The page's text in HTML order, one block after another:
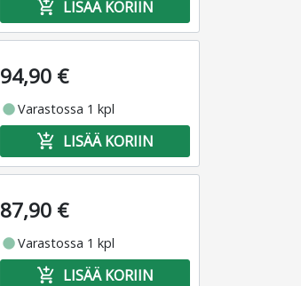
add_shopping_cart LISÄÄ KORIIN
94,90 €
fiber_manual_recordVarastossa 1 kpl
add_shopping_cart LISÄÄ KORIIN
87,90 €
fiber_manual_recordVarastossa 1 kpl
add_shopping_cart LISÄÄ KORIIN